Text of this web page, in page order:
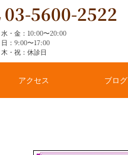
03-5600-2522
水・金：10:00〜20:00
日：9:00〜17:00
木・祝：休診日
アクセス ブログ